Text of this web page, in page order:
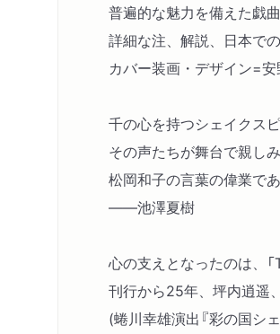
普遍的な魅力を備えた戯
詳細な注、解説、日本で
カバー装画・デザイン=
千の心を持つシェイクス
その声たちが舞台で親し
松岡和子の言葉の偉業であ
――池澤夏樹
心の支えとなったのは、
刊行から25年、坪内逍遥
(蜷川幸雄演出『彩の国シ